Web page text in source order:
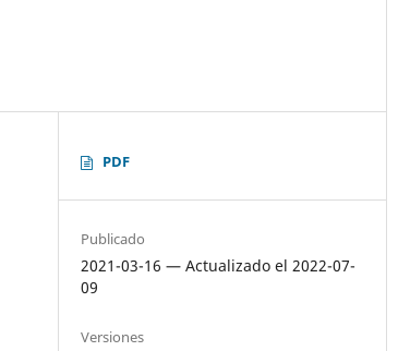
PDF
Publicado
2021-03-16 — Actualizado el 2022-07-
09
Versiones